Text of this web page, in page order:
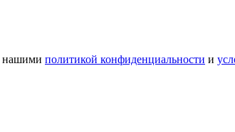
нашими политикой конфиденциальности и